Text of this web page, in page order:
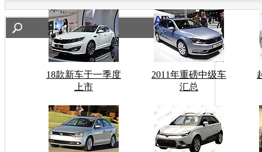
18款新车于一季度
上市
2011年重磅中级车
汇总